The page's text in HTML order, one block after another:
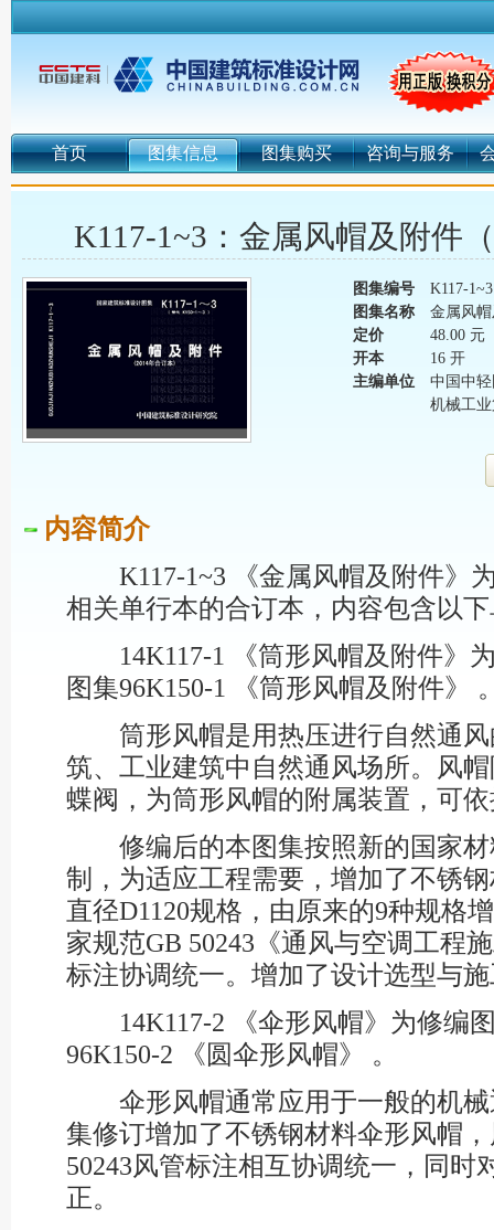
首页 图集信息 图集购买 咨询与服务
K117-1~3：金属风帽及附件
图集编号
K117-1~3
图集名称
金属风
定价
48.00 元
开本
16 开
主编单位
中国中
机械工
内容简介
K117-1~3 《金属风帽及附件》
相关单行本的合订本，内容包含以
14K117-1 《筒形风帽及附件》
图集96K150-1 《筒形风帽及附件》
筒形风帽是用热压进行自然通风
筑、工业建筑中自然通风场所。风
蝶阀，为筒形风帽的附属装置，可
修编后的本图集按照新的国家材
制，为适应工程需要，增加了不锈
直径D1120规格，由原来的9种规格
家规范GB 50243《通风与空调工程
标注协调统一。增加了设计选型与
14K117-2 《伞形风帽》为修编
96K150-2 《圆伞形风帽》 。
伞形风帽通常应用于一般的机械
集修订增加了不锈钢材料伞形风帽
50243风管标注相互协调统一，同时
正。